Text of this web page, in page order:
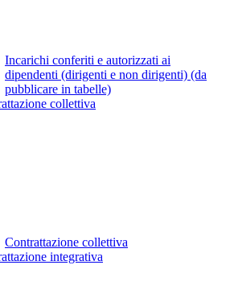
Incarichi conferiti e autorizzati ai
dipendenti (dirigenti e non dirigenti) (da
pubblicare in tabelle)
collettiva
Contrattazione collettiva
integrativa